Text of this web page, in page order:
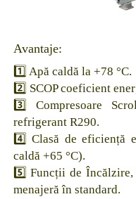
Avantaje:
1️⃣ Apă caldă la +78 °C.
2️⃣ SCOP coeficient
3️⃣ Compresoare
refrigerant R290.
4️⃣ Clasă de eficiență
caldă +65 °C).
5️⃣ Funcții de
menajeră în standard.